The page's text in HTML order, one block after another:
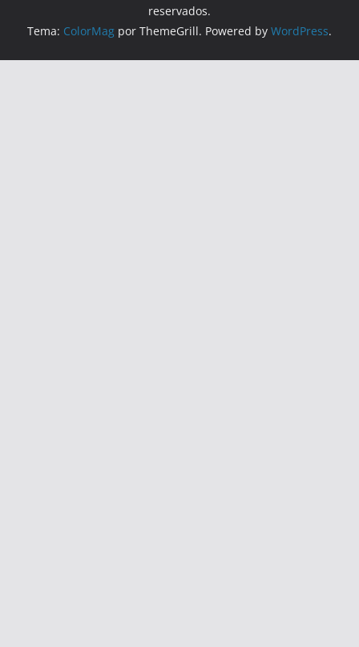
reservados.
Tema: ColorMag por ThemeGrill. Powered by WordPress.